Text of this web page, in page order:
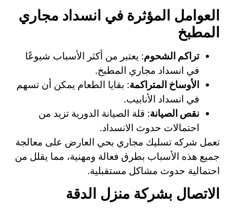
العوامل المؤثرة في انسداد مجاري
المطبخ
تراكم الشحوم: يعتبر من أكثر الأسباب شيوعًا
في انسداد مجاري المطبخ.
الأوساخ المتراكمة: بقايا الطعام يمكن أن تسهم
في انسداد الأنابيب.
نقص الصيانة: قلة الصيانة الدورية تزيد من
احتمالات حدوث الانسداد.
تعمل شركه تسليك مجاري بحي العارض على معالجة
جميع هذه الأسباب بطرق فعالة ومهنية، مما يقلل من
احتمالية حدوث مشاكل مستقبلية.
الاتصال بشركة منزل الدقة